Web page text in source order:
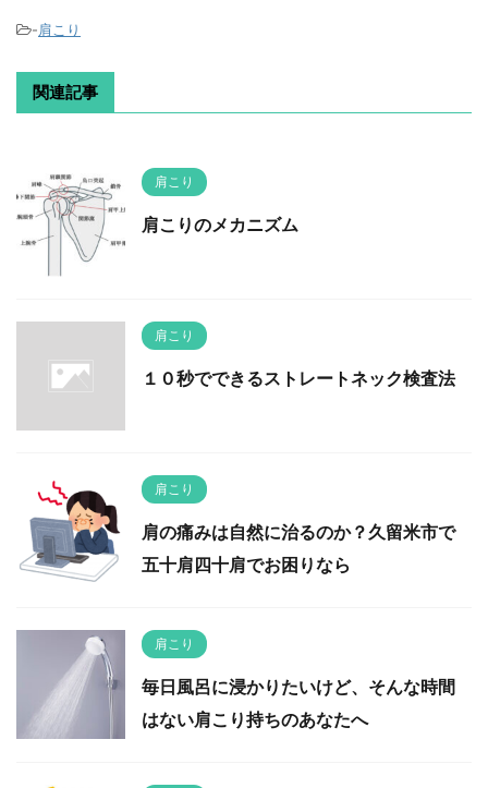
-肩こり
関連記事
肩こり
肩こりのメカニズム
肩こり
１０秒でできるストレートネック検査法
肩こり
肩の痛みは自然に治るのか？久留米市で
五十肩四十肩でお困りなら
肩こり
毎日風呂に浸かりたいけど、そんな時間
はない肩こり持ちのあなたへ